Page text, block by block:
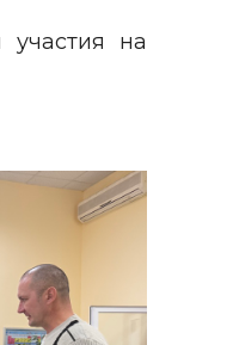
участия на